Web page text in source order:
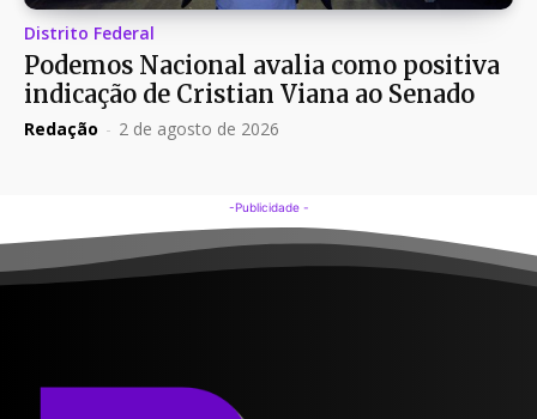
Distrito Federal
Podemos Nacional avalia como positiva
indicação de Cristian Viana ao Senado
Redação - 2 de agosto de 2026
-Publicidade -